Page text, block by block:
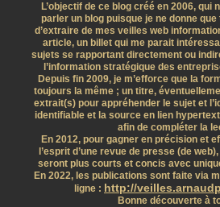
L’objectif de ce blog créé en 2006, qui
parler un blog puisque je ne donne
d’extraire de mes veilles web
article, un billet qui me parait
sujets se rapportant directement ou
l’information stratégique des
Depuis fin 2009, je m’efforce que la
toujours la même ; un titre,
extrait(s) pour appréhender le sujet et
identifiable et la source en lien
afin de compléter la
En 2012, pour gagner en précision et
l’esprit d’une revue de presse (de
seront plus courts et concis avec
En 2022, les publications sont faite via
ligne : http://
Bonne découverte à